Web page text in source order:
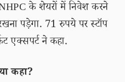
के शेयरों में निवेश करने
पड़ेगा. 71 रुपये पर स्टॉप
एक्सपर्ट ने कहा.
कहा?